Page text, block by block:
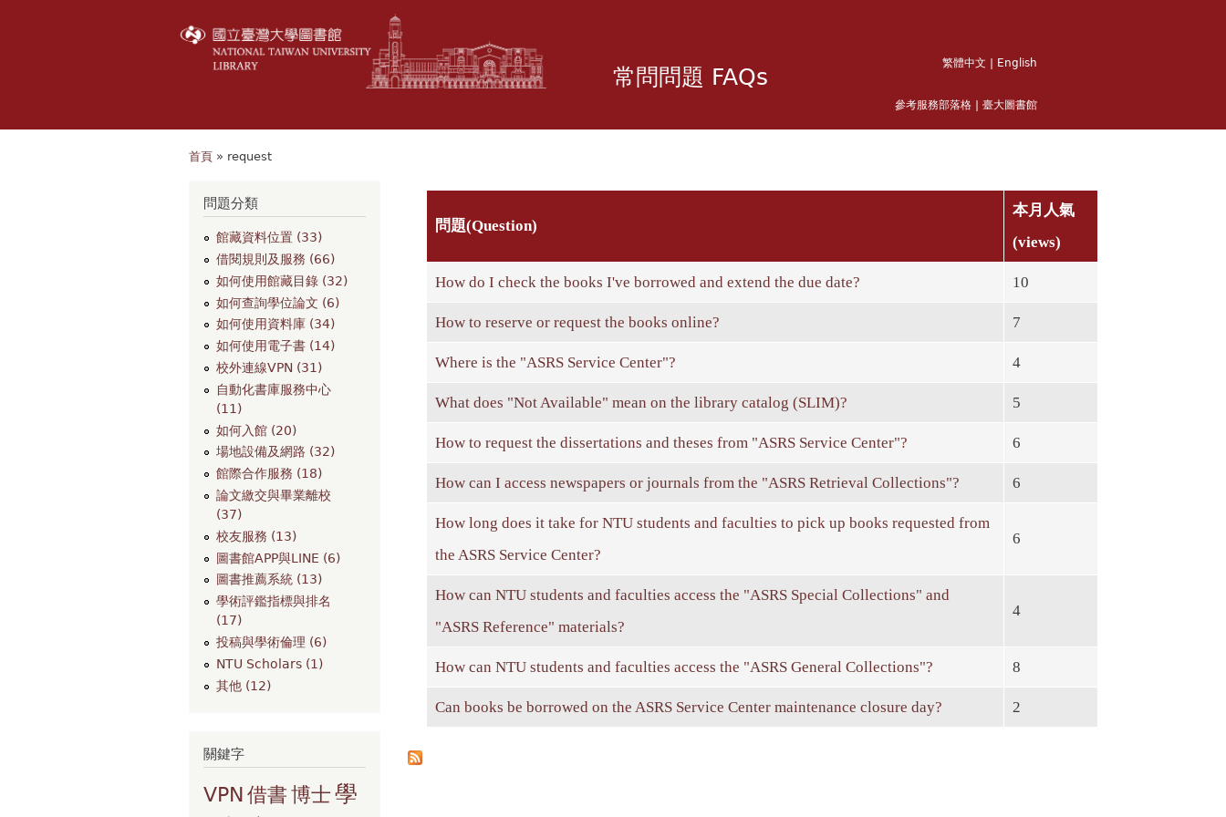
常問問題 FAQs 繁體中文 English
參考服務部落格 臺大圖書館
首頁 » request
問題分類
館藏資料位置 (33)
借閱規則及服務 (66)
如何使用館藏目錄 (32)
如何查詢學位論文 (6)
如何使用資料庫 (34)
如何使用電子書 (14)
校外連線VPN (31)
自動化書庫服務中心
(11)
如何入館 (20)
場地設備及網路 (32)
館際合作服務 (18)
論文繳交與畢業離校
(37)
校友服務 (13)
圖書館APP與LINE (6)
圖書推薦系統 (13)
學術評鑑指標與排名
(17)
投稿與學術倫理 (6)
NTU Scholars (1)
其他 (12)
關鍵字
VPN借書博士學
問題(Question)
本月人氣
(views)
How do I check the books I've borrowed and extend the due date? 10
How to reserve or request the books online? 7
Where is the "ASRS Service Center"? 4
What does "Not Available" mean on the library catalog (SLIM)? 5
How to request the dissertations and theses from "ASRS Service Center"? 6
How can I access newspapers or journals from the "ASRS Retrieval Collections"? 6
How long does it take for NTU students and faculties to pick up books requested from
the ASRS Service Center?
6
How can NTU students and faculties access the "ASRS Special Collections" and
"ASRS Reference" materials?
4
How can NTU students and faculties access the "ASRS General Collections"? 8
Can books be borrowed on the ASRS Service Center maintenance closure day? 2